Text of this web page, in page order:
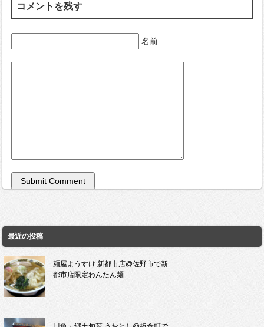
コメントを残す
名前
最近の投稿
麺屋ようすけ 新都市店@佐野市で新
都市店限定わんたん麺